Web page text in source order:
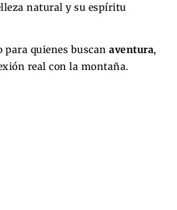
natural y su espíritu
quienes buscan aventura,
real con la montaña.